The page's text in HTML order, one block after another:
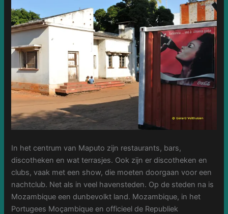
In het centrum van Maputo zijn restaurants, bars,
discotheken en wat terrasjes. Ook zijn er discotheken en
clubs, vaak met een show, die moeten doorgaan voor een
nachtclub. Net als in veel havensteden. Op de steden na is
Mozambique een dunbevolkt land. Mozambique, in het
Portugees Moçambique en officieel de Republiek